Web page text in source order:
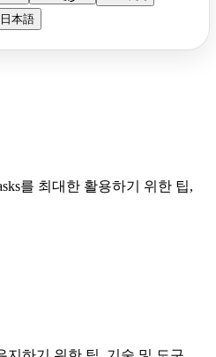
日本語
를 최대한 활용하기 위한 팁,